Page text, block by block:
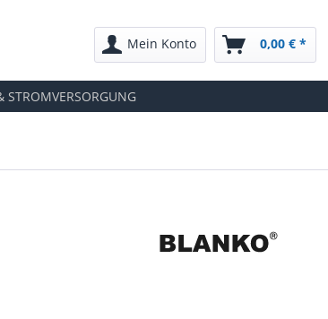
Mein Konto 0,00 € *
STROMVERSORGUNG